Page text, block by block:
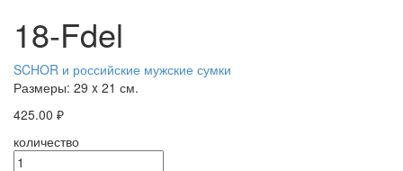
18-Fdel
SCHOR и российские мужские сумки
Размеры: 29 x 21 см.
425.00 ₽
количество